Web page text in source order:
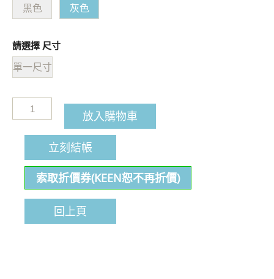
黑色 灰色
請選擇 尺寸
單一尺寸
放入購物車
立刻結帳
索取折價券(KEEN恕不再折價)
回上頁